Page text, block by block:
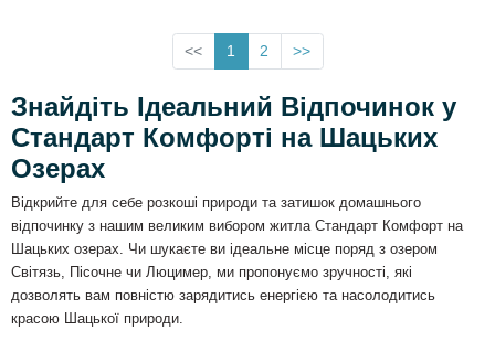
<< 1 2 >>
Знайдіть Ідеальний Відпочинок у
Стандарт Комфорті на Шацьких
Озерах
Відкрийте для себе розкоші природи та затишок домашнього
відпочинку з нашим великим вибором житла Стандарт Комфорт на
Шацьких озерах. Чи шукаєте ви ідеальне місце поряд з озером
Світязь, Пісочне чи Люцимер, ми пропонуємо зручності, які
дозволять вам повністю зарядитись енергією та насолодитись
красою Шацької природи.